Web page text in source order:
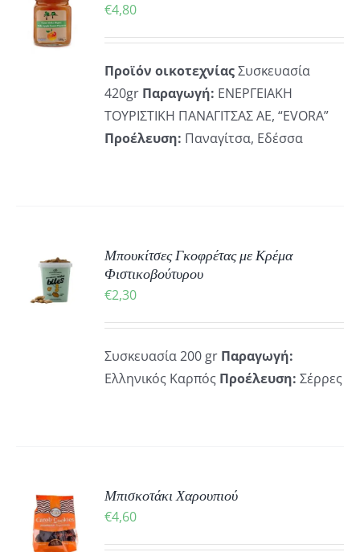
€4,80
Προϊόν οικοτεχνίαςΣυσκευασία
420gr Παραγωγή: ΕΝΕΡΓΕΙΑΚΗ
ΤΟΥΡΙΣΤΙΚΗ ΠΑΝΑΓΙΤΣΑΣ ΑΕ, “EVORA”
Προέλευση: Παναγίτσα, Εδέσσα
Μπουκίτσες Γκοφρέτας με Κρέμα
Φιστικοβούτυρου
€2,30
Συσκευασία 200 gr Παραγωγή:
Ελληνικός Καρπός Προέλευση: Σέρρες
Μπισκοτάκι Χαρουπιού
€4,60